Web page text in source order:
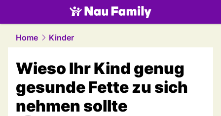
family.NAU.ch
Home Kinder
Wieso Ihr Kind genug
gesunde Fette zu sich
nehmen sollte